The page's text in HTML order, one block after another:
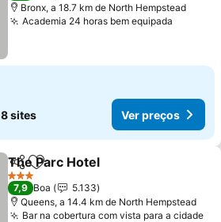
Bronx, a 18.7 km de North Hempstead
Academia 24 horas bem equipada
8 sites Ver preços
PartilharAdicionar aos favoritos
The Parc Hotel
3 Estrelas
7,9 Boa
5.133
Queens, a 14.4 km de North Hempstead
Bar na cobertura com vista para a cidade